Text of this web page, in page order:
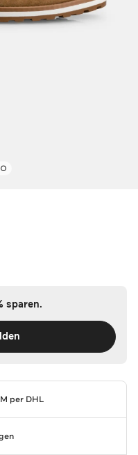
sparen.
per DHL